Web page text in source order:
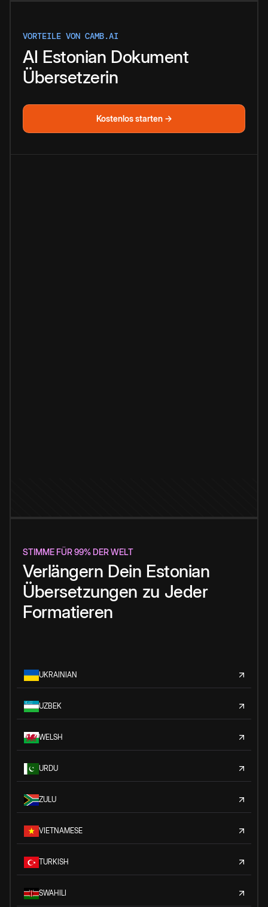
VORTEILE VON CAMB.AI
AI Estonian Dokument
Übersetzerin
Kostenlos starten →
STIMME FÜR 99% DER WELT
Verlängern Dein Estonian
Übersetzungen zu Jeder
Formatieren
UKRAINIAN
UZBEK
WELSH
URDU
ZULU
VIETNAMESE
TURKISH
SWAHILI